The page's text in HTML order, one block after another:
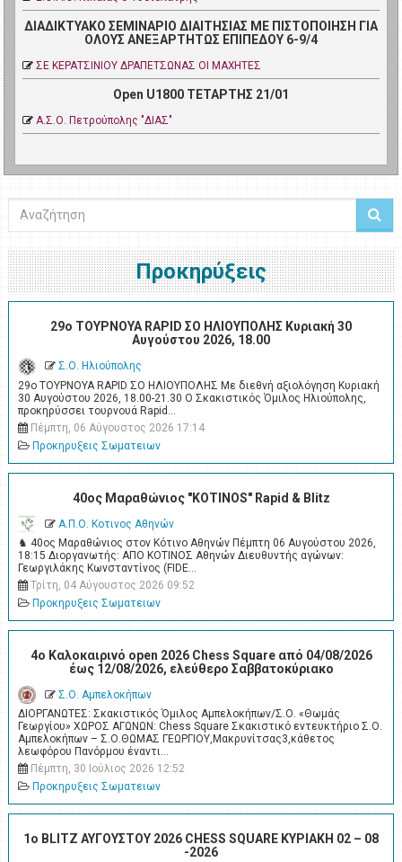
ΔΙΑΔΙΚΤΥΑΚΟ ΣΕΜΙΝΑΡΙΟ ΔΙΑΙΤΗΣΙΑΣ ΜΕ ΠΙΣΤΟΠΟΙΗΣΗ ΓΙΑ
ΟΛΟΥΣ ΑΝΕΞΑΡΤΗΤΩΣ ΕΠΙΠΕΔΟΥ 6-9/4
ΣΕ ΚΕΡΑΤΣΙΝΙΟΥ ΔΡΑΠΕΤΣΩΝΑΣ ΟΙ ΜΑΧΗΤΕΣ
Open U1800 ΤΕΤΑΡΤΗΣ 21/01
Α.Σ.Ο. Πετρoύπολης "ΔΙΑΣ"
Αναζήτηση
Προκηρύξεις
29ο ΤΟΥΡΝΟΥΑ RAPID ΣΟ ΗΛΙΟΥΠΟΛΗΣ Κυριακή 30
Αυγούστου 2026, 18.00
Σ.Ο. Ηλιούπολης
29ο ΤΟΥΡΝΟΥΑ RAPID ΣΟ ΗΛΙΟΥΠΟΛΗΣ Με διεθνή αξιολόγηση Κυριακή
30 Αυγούστου 2026, 18.00-21.30 Ο Σκακιστικός Όμιλος Ηλιούπολης,
προκηρύσσει τουρνουά Rapid…
Πέμπτη, 06 Αύγουστος 2026 17:14
Προκηρυξεις Σωματειων
40ος Μαραθώνιος "KOTINOS" Rapid & Blitz
Α.Π.Ο. Κοτινος Αθηνών
♞ 40ος Μαραθώνιος στον Κότινο Αθηνών Πέμπτη 06 Αυγούστου 2026,
18:15 Διοργανωτής: ΑΠΟ ΚΟΤΙΝΟΣ Αθηνών Διευθυντής αγώνων:
Γεωργιλάκης Κωνσταντίνος (FIDE…
Τρίτη, 04 Αύγουστος 2026 09:52
Προκηρυξεις Σωματειων
4o Καλοκαιρινό open 2026 Chess Square από 04/08/2026
έως 12/08/2026, ελεύθερο Σαββατοκύριακο
Σ.Ο. Αμπελοκήπων
ΔΙΟΡΓΑΝΩΤΕΣ: Σκακιστικός Όμιλος Αμπελοκήπων/Σ.Ο. «Θωμάς
Γεωργίου» ΧΩΡΟΣ ΑΓΩΝΩΝ: Chess Square Σκακιστικό εντευκτήριο Σ.Ο.
Αμπελοκήπων – Σ.Ο.ΘΩΜΑΣ ΓΕΩΡΓΙΟΥ,Μακρυνίτσας3,κάθετος
λεωφόρου Πανόρμου έναντι…
Πέμπτη, 30 Ιούλιος 2026 12:52
Προκηρυξεις Σωματειων
1ο BLITZ ΑΥΓΟΥΣΤΟΥ 2026 CHESS SQUARE ΚΥΡΙΑΚΗ 02 – 08
-2026